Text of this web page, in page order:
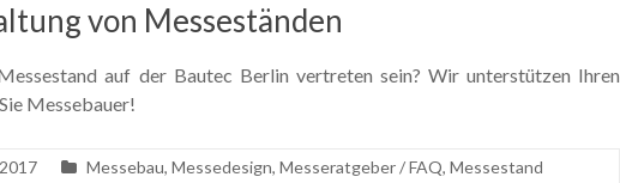
von Messeständen
auf der Bautec Berlin vertreten sein? Wir unterstützen Ihren
Messebauer!
Messebau, Messedesign, Messeratgeber / FAQ, Messestand